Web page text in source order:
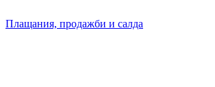
Плащания, продажби и салда